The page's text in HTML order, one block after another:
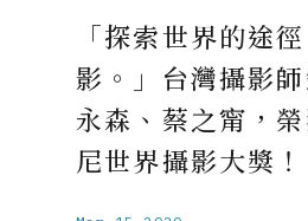
「探索世界的途
影。」台灣攝影
永森、蔡之甯，
尼世界攝影大獎！